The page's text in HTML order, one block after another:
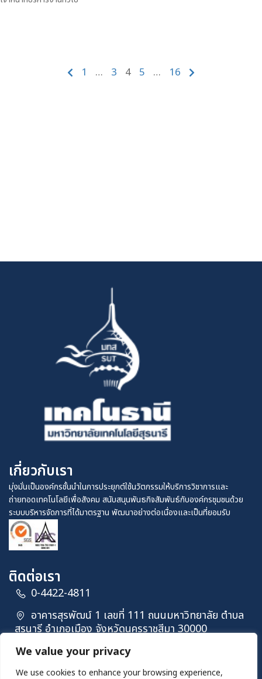
We value your privacy
We use cookies to enhance your browsing experience,
1 … 3 4 5 … 16
เกี่ยวกับเรา
มุ่งมั่นเป็นองค์กรชั้นนำในการประยุกต์ใช้นวัตกรรมให้บริการวิชาการและ
ถ่ายทอดเทคโนโลยีเพื่อสังคม สนับสนุนพันธกิจสัมพันธ์กับองค์กรชุมชนด้วย
ระบบบริหารจัดการที่ได้มาตรฐาน พัฒนาอย่างต่อเนื่องและเป็นที่ยอมรับ
ติดต่อเรา
0-4422-4811
อาคารสุรพัฒน์ 1 เลขที่ 111 ถนนมหาวิทยาลัย ตำบล
สุรนารี อำเภอเมือง จังหวัดนครราชสีมา 30000
technopolis@sut.ac.th